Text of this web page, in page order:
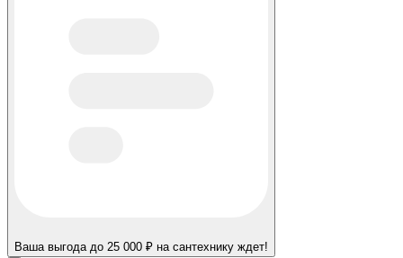
Ваша выгода до 25 000 ₽ на сантехнику ждет!